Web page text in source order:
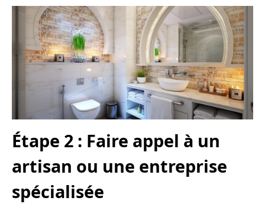
Étape 2 : Faire appel à un
artisan ou une entreprise
spécialisée